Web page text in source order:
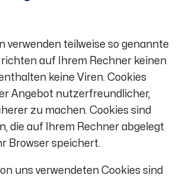
verwenden teilweise so genannte
richten auf Ihrem Rechner keinen
keine Viren. Cookies
Angebot nutzerfreundlicher,
zu machen. Cookies sind
die auf Ihrem Rechner abgelegt
Browser speichert.
uns verwendeten Cookies sind